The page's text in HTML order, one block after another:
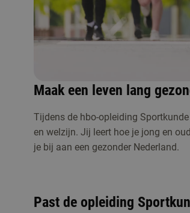
Studiekeuzeactiviteiten
Meld je aan voor de open
Maak een leven lang
Tijdens de hbo-opleiding
en welzijn. Jij leert hoe je jong en
je bij aan een gezonder Nederland.
Past de opleiding